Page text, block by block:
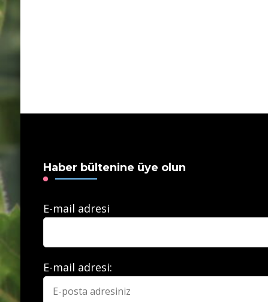
Haber bültenine üye olun
E-mail adresi
E-mail adresi: